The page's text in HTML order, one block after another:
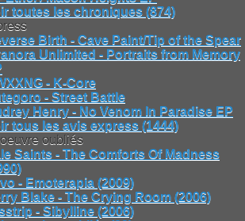
toutes les chroniques (874)
Birth - Cave Paint/Tip of the Spear
Unlimited - Portraits from Memory
- K-Core
- Street Battle
Henry - No Venom In Paradise EP
tous les avis express (1444)
oubliés
Saints - The Comforts Of Madness
- Emoterapia (2009)
Blake - The Crying Room (2006)
- Sibylline (2006)